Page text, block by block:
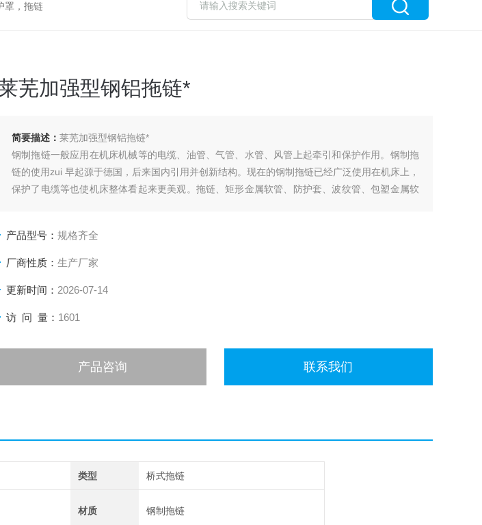
罩，拖链
芜加强型钢铝拖链*
简要描述： 莱芜加强型钢铝拖链*
钢制拖链一般应用在机床机械等的电缆、油管、气管、水管、风管上起牵引和保护作用。钢制拖
链的使用zui 早起源于德国，后来国内引用并创新结构。现在的钢制拖链已经广泛使用在机床上，
保护了电缆等也使机床整体看起来更美观。拖链、矩形金属软管、防护套、波纹管、包塑金属软
产品型号： 规格齐全
厂商性质： 生产厂家
更新时间： 2026-07-14
访 问 量： 1601
产品咨询 联系我们
类型 桥式拖链
材质 钢制拖链